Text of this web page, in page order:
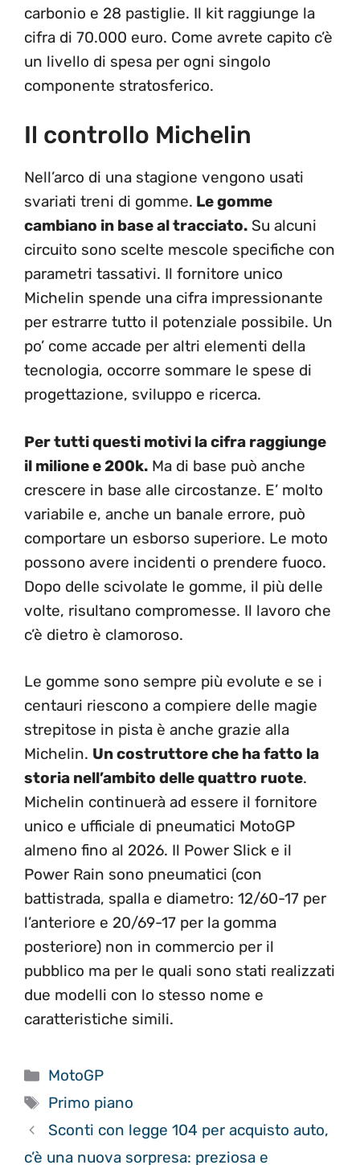
carbonio e 28 pastiglie. Il kit raggiunge la
cifra di 70.000 euro. Come avrete capito c’è
un livello di spesa per ogni singolo
componente stratosferico.
Il controllo Michelin
Nell’arco di una stagione vengono usati
svariati treni di gomme. Le gomme
cambiano in base al tracciato. Su alcuni
circuito sono scelte mescole specifiche con
parametri tassativi. Il fornitore unico
Michelin spende una cifra impressionante
per estrarre tutto il potenziale possibile. Un
po’ come accade per altri elementi della
tecnologia, occorre sommare le spese di
progettazione, sviluppo e ricerca.
Per tutti questi motivi la cifra raggiunge
il milione e 200k. Ma di base può anche
crescere in base alle circostanze. E’ molto
variabile e, anche un banale errore, può
comportare un esborso superiore. Le moto
possono avere incidenti o prendere fuoco.
Dopo delle scivolate le gomme, il più delle
volte, risultano compromesse. Il lavoro che
c’è dietro è clamoroso.
Le gomme sono sempre più evolute e se i
centauri riescono a compiere delle magie
strepitose in pista è anche grazie alla
Michelin. Un costruttore che ha fatto la
storia nell’ambito delle quattro ruote.
Michelin continuerà ad essere il fornitore
unico e ufficiale di pneumatici MotoGP
almeno fino al 2026. Il Power Slick e il
Power Rain sono pneumatici (con
battistrada, spalla e diametro: 12/60-17 per
l’anteriore e 20/69-17 per la gomma
posteriore) non in commercio per il
pubblico ma per le quali sono stati realizzati
due modelli con lo stesso nome e
caratteristiche simili.
Categorie
MotoGP
Tag
Primo piano
Sconti con legge 104 per acquisto auto,
c’è una nuova sorpresa: preziosa e